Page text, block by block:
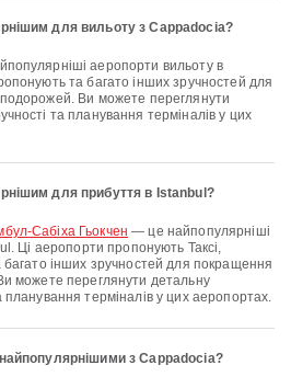
для вильоту з Cappadocia?
аеропорти вильоту в
та багато інших зручностей для
Ви можете переглянути
та планування терміналів у цих
для прибуття в Istanbul?
Сабіха Гьокчен — це найпопулярніші
Ці аеропорти пропонують Таксі,
інших зручностей для покращення
можете переглянути детальну
терміналів у цих аеропортах.
з Cappadocia?